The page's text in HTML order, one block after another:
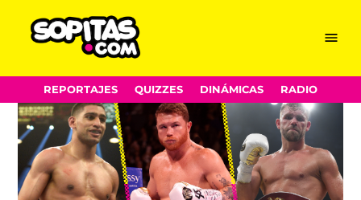
content
Menu
REPORTAJES QUIZZES DINÁMICAS RADIO
Billy Joe Saunders